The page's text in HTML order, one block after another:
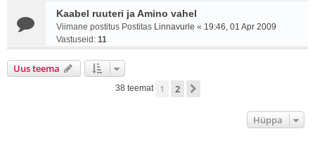
Kaabel ruuteri ja Amino vahel
Viimane postitus Postitas Linnavurle « 19:46, 01 Apr 2009
Vastuseid: 11
Uus teema
38 teemat 1 2
Hüppa